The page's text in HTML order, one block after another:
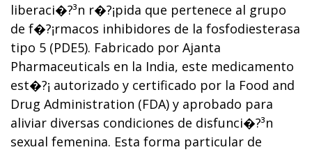
liberaci�?³n r�?¡pida que pertenece al grupo
de f�?¡rmacos inhibidores de la fosfodiesterasa
tipo 5 (PDE5). Fabricado por Ajanta
Pharmaceuticals en la India, este medicamento
est�?¡ autorizado y certificado por la Food and
Drug Administration (FDA) y aprobado para
aliviar diversas condiciones de disfunci�?³n
sexual femenina. Esta forma particular de